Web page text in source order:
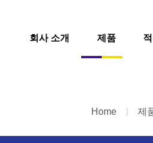
회사 소개 제품
Home ⟩ 제